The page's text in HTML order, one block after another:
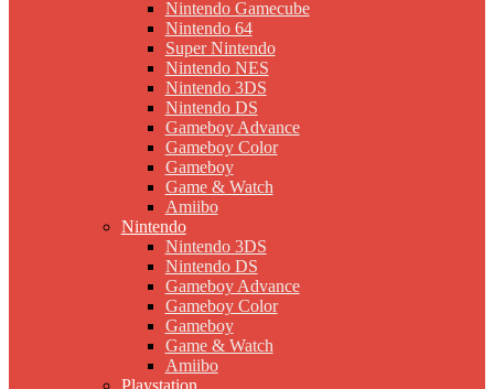
Nintendo Gamecube
Nintendo 64
Super Nintendo
Nintendo NES
Nintendo 3DS
Nintendo DS
Gameboy Advance
Gameboy Color
Gameboy
Game & Watch
Amiibo
Nintendo
Nintendo 3DS
Nintendo DS
Gameboy Advance
Gameboy Color
Gameboy
Game & Watch
Amiibo